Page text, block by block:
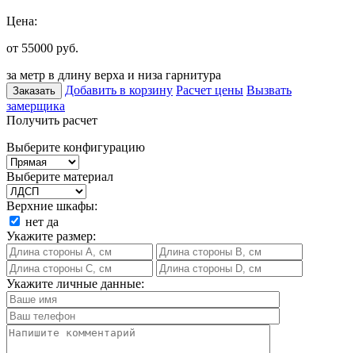
Цена:
от 55000 руб.
за метр в длину верха и низа гарнитура
Заказать Добавить в корзину Расчет цены Вызвать
замерщика
Получить расчет
Выберите конфигурацию
Выберите материал
Верхние шкафы:
нет да
Укажите размер:
Укажите личные данные: